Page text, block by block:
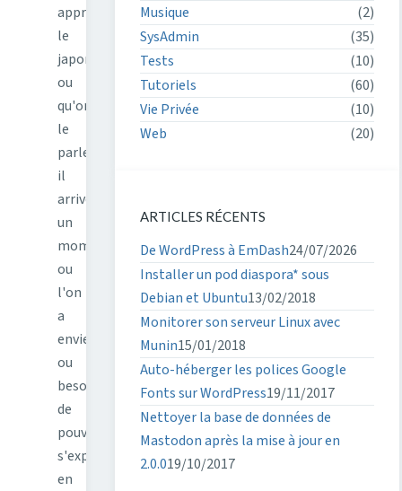
apprend
le
japonais
ou
qu'on
le
parle,
il
arrive
un
moment
ou
l'on
a
envie
ou
besoin
de
pouvoir
s'exprimer
en
Musique
(2)
SysAdmin
(35)
Tests
(10)
Tutoriels
(60)
Vie Privée
(10)
Web
(20)
ARTICLES RÉCENTS
De WordPress à EmDash24/07/2026
Installer un pod diaspora* sous
Debian et Ubuntu13/02/2018
Monitorer son serveur Linux avec
Munin15/01/2018
Auto-héberger les polices Google
Fonts sur WordPress19/11/2017
Nettoyer la base de données de
Mastodon après la mise à jour en
2.0.019/10/2017